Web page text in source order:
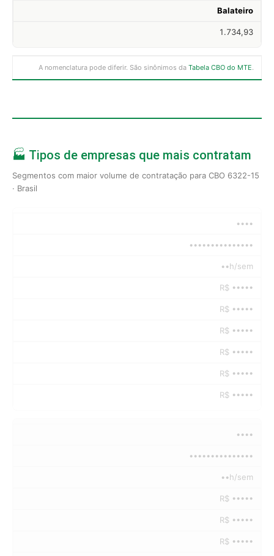
Balateiro
1.734,93
A nomenclatura pode diferir. São sinônimos da Tabela CBO do MTE.
🏭 Tipos de empresas que mais contratam
Segmentos com maior volume de contratação para CBO 6322-15
· Brasil
••••
•••••••••••••••
••h/sem
R$ •••••
R$ •••••
R$ •••••
R$ •••••
R$ •••••
R$ •••••
••••
•••••••••••••••
••h/sem
R$ •••••
R$ •••••
R$ •••••